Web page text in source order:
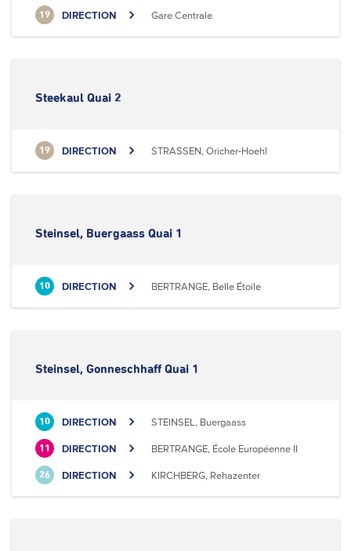
19 DIRECTION Gare Centrale
Steekaul Quai 2
19 DIRECTION STRASSEN, Oricher-Hoehl
Steinsel, Buergaass Quai 1
10 DIRECTION BERTRANGE, Belle Étoile
Steinsel, Gonneschhaff Quai 1
10 DIRECTION STEINSEL, Buergaass
11 DIRECTION BERTRANGE, École Européenne II
26 DIRECTION KIRCHBERG, Rehazenter